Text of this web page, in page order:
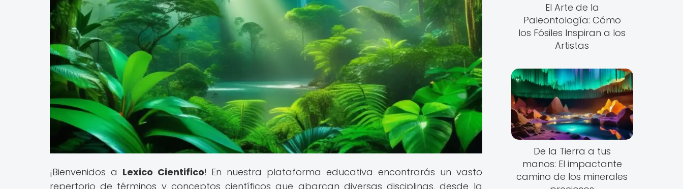
¡Bienvenidos a Lexico Cientifico! En nuestra plataforma educativa encontrarás un vasto
repertorio de términos y conceptos científicos que abarcan diversas disciplinas, desde la
El Arte de la
Paleontología: Cómo
los Fósiles Inspiran a los
Artistas
De la Tierra a tus
manos: El impactante
camino de los minerales